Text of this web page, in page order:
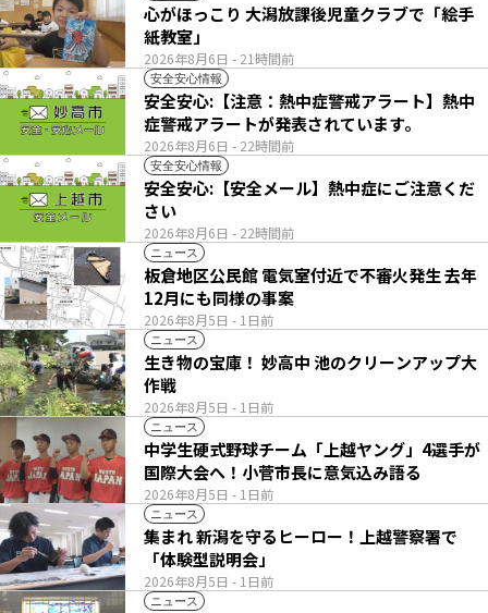
2026年8月6日 - 21時間前
心がほっこり 大潟放課後児童クラブで「絵手
紙教室」
安全安心情報
2026年8月6日 - 22時間前
安全安心:【注意：熱中症警戒アラート】熱中
症警戒アラートが発表されています。
安全安心情報
2026年8月6日 - 22時間前
安全安心:【安全メール】熱中症にご注意くだ
さい
ニュース
2026年8月5日 - 1日前
板倉地区公民館 電気室付近で不審火発生 去年
12月にも同様の事案
ニュース
2026年8月5日 - 1日前
生き物の宝庫！ 妙高中 池のクリーンアップ大
作戦
ニュース
2026年8月5日 - 1日前
中学生硬式野球チーム「上越ヤング」4選手が
国際大会へ！小菅市長に意気込み語る
ニュース
2026年8月5日 - 1日前
集まれ 新潟を守るヒーロー！上越警察署で
「体験型説明会」
ニュース